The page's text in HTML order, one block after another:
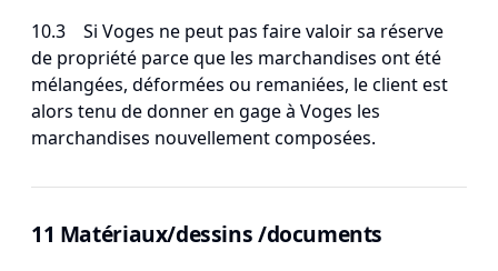
10.3 Si Voges ne peut pas faire valoir sa réserve
de propriété parce que les marchandises ont été
mélangées, déformées ou remaniées, le client est
alors tenu de donner en gage à Voges les
marchandises nouvellement composées.
11 Matériaux/dessins /documents